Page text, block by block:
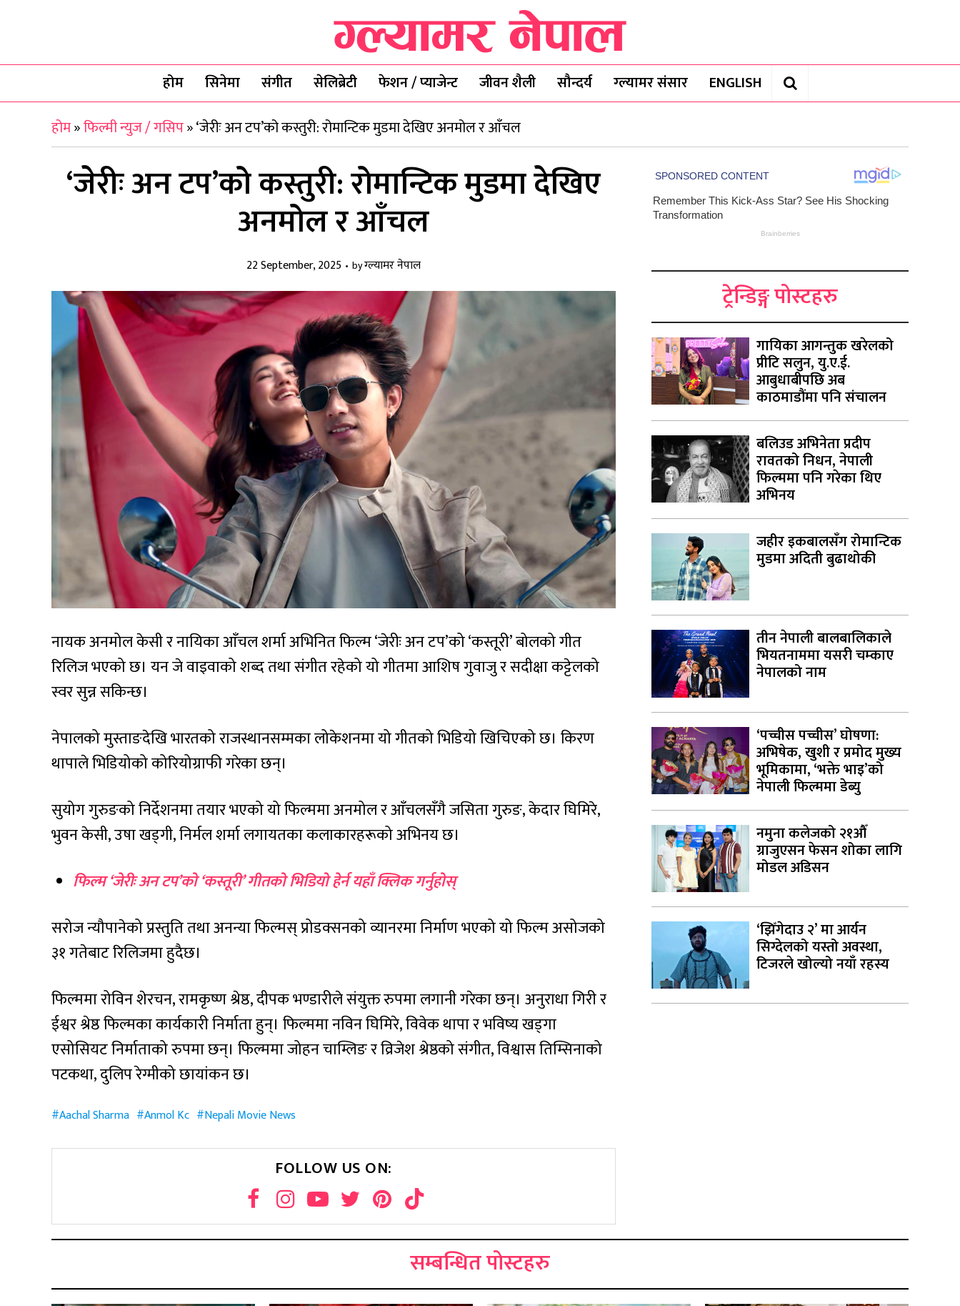
होम सिनेमा संगीत सेलिब्रेटी फेशन / प्याजेन्ट जीवन शैली सौन्दर्य ग्ल्यामर संसार
ENGLISH
होम»फिल्मी न्युज / गसिप»‘जेरीः अन टप’को कस्तुरी: रोमान्टिक मुडमा देखिए अनमोल र आँचल
‘जेरीः अन टप’को कस्तुरी: रोमान्टिक मुडमा देखिए
अनमोल र आँचल
22 September, 2025 byग्ल्यामर नेपाल
नायक अनमोल केसी र नायिका आँचल शर्मा अभिनित फिल्म ‘जेरीः अन टप’को ‘कस्तूरी’ बोलको गीत
रिलिज भएको छ। यन जे वाइवाको शब्द तथा संगीत रहेको यो गीतमा आशिष गुवाजु र सदीक्षा कट्टेलको
स्वर सुन्न सकिन्छ।
नेपालको मुस्ताङदेखि भारतको राजस्थानसम्मका लोकेशनमा यो गीतको भिडियो खिचिएको छ। किरण
थापाले भिडियोको कोरियोग्राफी गरेका छन्।
सुयोग गुरुङको निर्देशनमा तयार भएको यो फिल्ममा अनमोल र आँचलसँगै जसिता गुरुङ, केदार घिमिरे,
भुवन केसी, उषा खड्गी, निर्मल शर्मा लगायतका कलाकारहरूको अभिनय छ।
फिल्म ‘जेरीः अन टप’को ‘कस्तूरी’ गीतको भिडियो हेर्न यहाँ क्लिक गर्नुहोस्
सरोज न्यौपानेको प्रस्तुति तथा अनन्या फिल्मस् प्रोडक्सनको व्यानरमा निर्माण भएको यो फिल्म असोजको
३१ गतेबाट रिलिजमा हुदैछ।
फिल्ममा रोविन शेरचन, रामकृष्ण श्रेष्ठ, दीपक भण्डारीले संयुक्त रुपमा लगानी गरेका छन्। अनुराधा गिरी र
ईश्वर श्रेष्ठ फिल्मका कार्यकारी निर्माता हुन्। फिल्ममा नविन घिमिरे, विवेक थापा र भविष्य खड्गा
एसोसियट निर्माताको रुपमा छन्। फिल्ममा जोहन चाम्लिङ र व्रिजेश श्रेष्ठको संगीत, विश्वास तिम्सिनाको
पटकथा, दुलिप रेग्मीको छायांकन छ।
Aachal Sharma Anmol Kc Nepali Movie News
FOLLOW US ON:
ट्रेन्डिङ्ग पोस्टहरु
गायिका आगन्तुक खरेलको
प्रीटि सलुन, यु.ए.ई.
आबुधाबीपछि अब
काठमाडौंमा पनि संचालन
बलिउड अभिनेता प्रदीप
रावतको निधन, नेपाली
फिल्ममा पनि गरेका थिए
अभिनय
जहीर इकबालसँग रोमान्टिक
मुडमा अदिती बुढाथोकी
तीन नेपाली बालबालिकाले
भियतनाममा यसरी चम्काए
नेपालको नाम
‘पच्चीस पच्चीस’ घोषणा:
अभिषेक, खुशी र प्रमोद मुख्य
भूमिकामा, ‘भक्ते भाइ’को
नेपाली फिल्ममा डेब्यु
नमुना कलेजको २१औँ
ग्राजुएसन फेसन शोका लागि
मोडल अडिसन
‘झिँगेदाउ २’ मा आर्यन
सिग्देलको यस्तो अवस्था,
टिजरले खोल्यो नयाँ रहस्य
सम्बन्धित पोस्टहरु